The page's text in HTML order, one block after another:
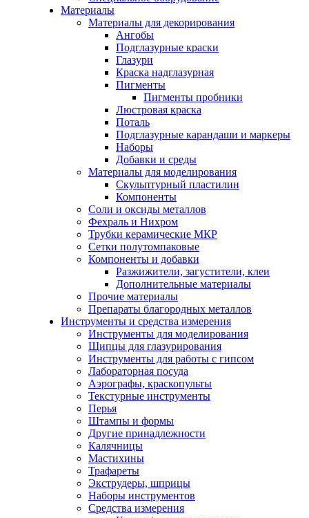
Материалы
Материалы для декорирования
Ангобы
Подглазурные краски
Глазури
Краска надглазурная
Пигменты
Пигменты пробники
Люстровая краска
Поталь
Подглазурные карандаши и маркеры
Наборы
Добавки и среды
Материалы для моделирования
Скульптурный пластилин
Компоненты
Соли и оксиды металлов
Фехраль и Нихром
Трубки керамические МКР
Сетки полутомпаковые
Компоненты и добавки
Разжижители, загустители, клеи
Дополнительные материалы
Прочие материалы
Препараты благородных металлов
Инструменты и средства измерения
Инструменты для моделирования
Щипцы для глазурирования
Инструменты для работы с гипсом
Лабораторная посуда
Аэрографы, краскопульты
Текстурные инструменты
Перья
Штампы и формы
Другие принадлежности
Калячницы
Мастихины
Трафареты
Экструдеры, шприцы
Наборы инструментов
Средства измерения